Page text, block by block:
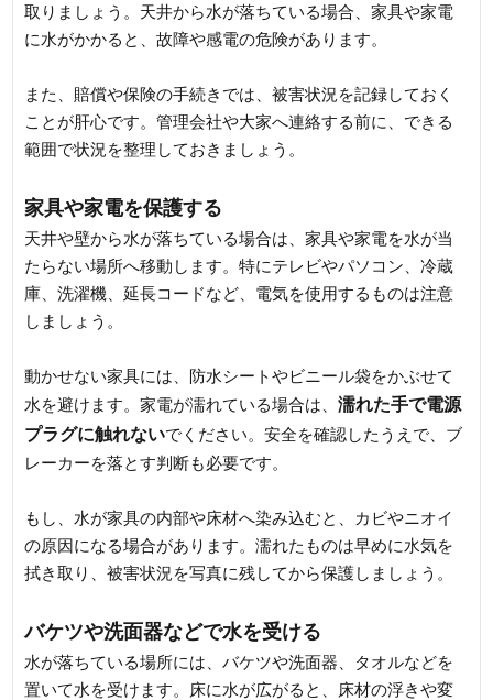
取りましょう。天井から水が落ちている場合、家具や家電
に水がかかると、故障や感電の危険があります。
また、賠償や保険の手続きでは、被害状況を記録しておく
ことが肝心です。管理会社や大家へ連絡する前に、できる
範囲で状況を整理しておきましょう。
家具や家電を保護する
天井や壁から水が落ちている場合は、家具や家電を水が当
たらない場所へ移動します。特にテレビやパソコン、冷蔵
庫、洗濯機、延長コードなど、電気を使用するものは注意
しましょう。
動かせない家具には、防水シートやビニール袋をかぶせて
水を避けます。家電が濡れている場合は、濡れた手で電源
プラグに触れないでください。安全を確認したうえで、ブ
レーカーを落とす判断も必要です。
もし、水が家具の内部や床材へ染み込むと、カビやニオイ
の原因になる場合があります。濡れたものは早めに水気を
拭き取り、被害状況を写真に残してから保護しましょう。
バケツや洗面器などで水を受ける
水が落ちている場所には、バケツや洗面器、タオルなどを
置いて水を受けます。床に水が広がると、床材の浮きや変